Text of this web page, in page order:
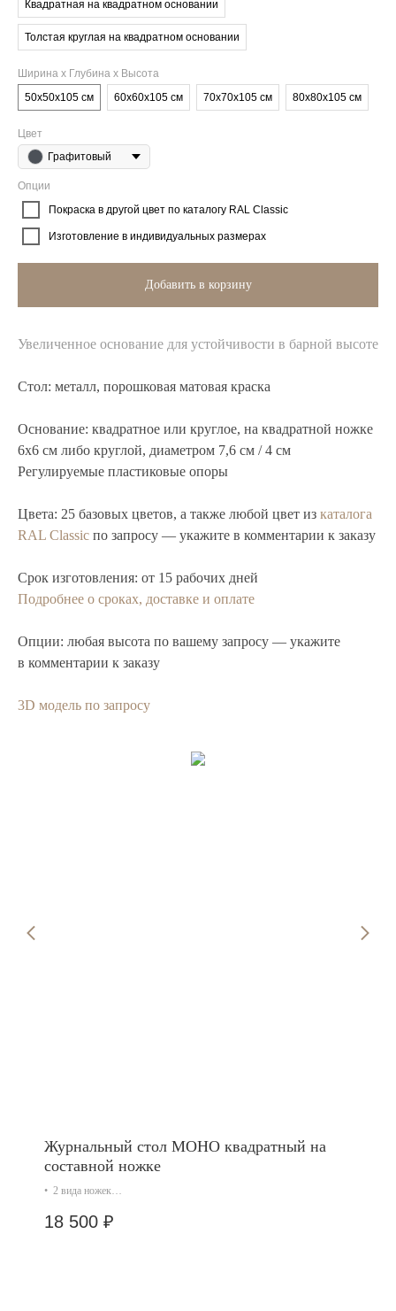
Квадратная на квадратном основании
Толстая круглая на квадратном основании
Ширина х Глубина х Высота
50х50х105 см
60х60х105 см 70х70х105 см 80х80х105 см
Цвет
Графитовый
Опции
Покраска в другой цвет по каталогу RAL Classic
Изготовление в индивидуальных размерах
Добавить в корзину
Увеличенное основание для устойчивости в барной высоте
Стол: металл, порошковая матовая краска
Основание: квадратное или круглое, на квадратной ножке
6х6 см либо круглой, диаметром 7,6 см / 4 см
Регулируемые пластиковые опоры
Цвета: 25 базовых цветов, а также любой цвет из каталога
RAL Classic по запросу — укажите в комментарии к заказу
Срок изготовления: от 15 рабочих дней
Подробнее о сроках, доставке и оплате
Опции: любая высота по вашему запросу — укажите
в комментарии к заказу
3D модель по запросу
Журнальный стол МОНО квадратный на
составной ножке
• 2 вида ножек
• 25+ цветов
18 500 ₽